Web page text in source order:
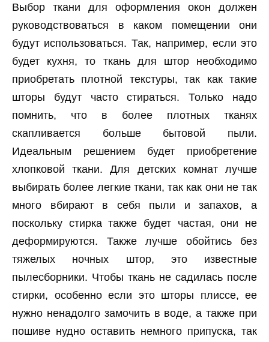
Выбор ткани для оформления окон должен
руководствоваться в каком помещении они
будут использоваться. Так, например, если это
будет кухня, то ткань для штор необходимо
приобретать плотной текстуры, так как такие
шторы будут часто стираться. Только надо
помнить, что в более плотных тканях
скапливается больше бытовой пыли.
Идеальным решением будет приобретение
хлопковой ткани. Для детских комнат лучше
выбирать более легкие ткани, так как они не так
много вбирают в себя пыли и запахов, а
поскольку стирка также будет частая, они не
деформируются. Также лучше обойтись без
тяжелых ночных штор, это известные
пылесборники. Чтобы ткань не садилась после
стирки, особенно если это шторы плиссе, ее
нужно ненадолго замочить в воде, а также при
пошиве нудно оставить немного припуска, так